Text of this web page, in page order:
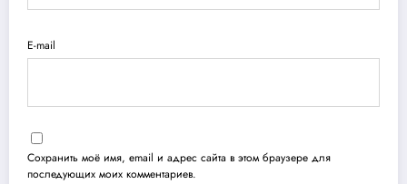
E-mail
Сохранить моё имя, email и адрес сайта в этом браузере для
последующих моих комментариев.